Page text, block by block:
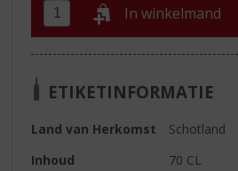
In winkelmand
ETIKETINFORMATIE
Land van Herkomst
Schotland
Inhoud
70 CL